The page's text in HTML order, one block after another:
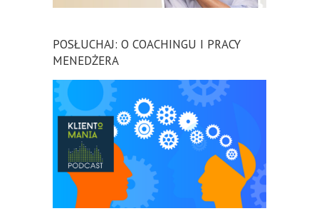
POSŁUCHAJ: O COACHINGU I PRACY
MENEDŻERA